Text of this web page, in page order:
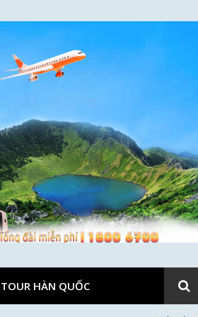
TOUR HÀN QUỐC